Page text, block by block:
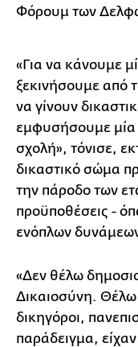
Φόρουμ των
«Για να κάνουμε
ξεκινήσουμε από
να γίνουν
εμφυσήσουμε μία
σχολή», τόνισε,
δικαστικό σώμα
την πάροδο των
προϋποθέσεις -
ενόπλων
«Δεν θέλω
Δικαιοσύνη.
δικηγόροι,
παράδειγμα,